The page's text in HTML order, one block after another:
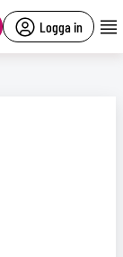
Logga in